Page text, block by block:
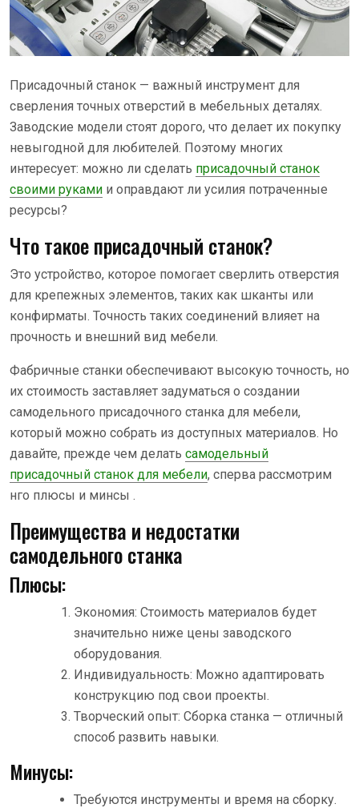
Присадочный станок — важный инструмент для
сверления точных отверстий в мебельных деталях.
Заводские модели стоят дорого, что делает их покупку
невыгодной для любителей. Поэтому многих
интересует: можно ли сделать присадочный станок
своими руками и оправдают ли усилия потраченные
ресурсы?
Что такое присадочный станок?
Это устройство, которое помогает сверлить отверстия
для крепежных элементов, таких как шканты или
конфирматы. Точность таких соединений влияет на
прочность и внешний вид мебели.
Фабричные станки обеспечивают высокую точность, но
их стоимость заставляет задуматься о создании
самодельного присадочного станка для мебели,
который можно собрать из доступных материалов. Но
давайте, прежде чем делать самодельный
присадочный станок для мебели, сперва рассмотрим
нго плюсы и минсы .
Преимущества и недостатки
самодельного станка
Плюсы:
Экономия: Стоимость материалов будет
значительно ниже цены заводского
оборудования.
Индивидуальность: Можно адаптировать
конструкцию под свои проекты.
Творческий опыт: Сборка станка — отличный
способ развить навыки.
Минусы:
Требуются инструменты и время на сборку.